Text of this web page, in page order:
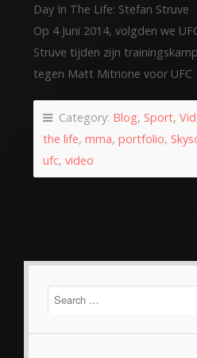
Day In The Life: Stefan Struve
Op 4 Juni 2014, volgden we
Struve tijden zijn
tegen Matt Mitrione voor UFC
Category: Blog, Sport,
the life, mma, portfolio,
ufc, video